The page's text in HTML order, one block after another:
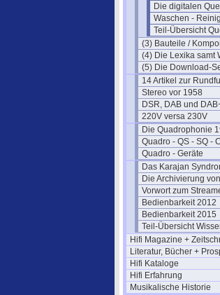
Die digitalen
Waschen -
Teil-Übersicht
(3) Bauteile /
(4) Die Lexika samt
(5) Die Download-
14 Artikel zur
Stereo vor 1958
DSR, DAB und
220V versa 230V
Die Quadrophonie
Quadro - QS - SQ -
Quadro - Geräte
Das Karajan
Die Archivierung
Vorwort zum
Bedienbarkeit 2012
Bedienbarkeit 2015
Teil-Übersicht
Hifi Magazine +
Literatur, Bücher +
Hifi Kataloge
Hifi Erfahrung
Musikalische Historie